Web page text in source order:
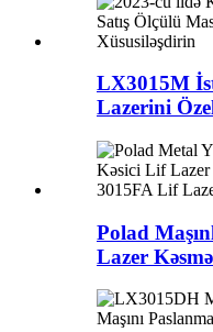
LX3015M
Lazerini
Polad
Lazer